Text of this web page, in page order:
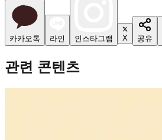
카카오톡 라인 인스타그램 X 공유
관련 콘텐츠